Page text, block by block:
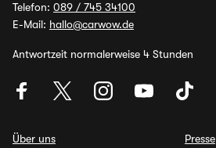
Telefon: 089 / 745 34100
E-Mail: hallo@carwow.de
Antwortzeit normalerweise 4 Stunden
Über uns
Presse